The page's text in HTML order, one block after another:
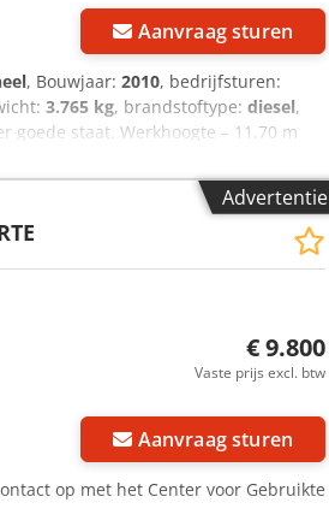
Aanvraag sturen
, Bouwjaar: 2010, bedrijfsturen:
3.765 kg, brandstoftype: diesel,
goede staat. Werkhoogte – 11,70 m
2010 Aangedreven door
Advertentie
€ 9.800
Vaste prijs excl. btw
Aanvraag sturen
op met het Center voor Gebruikte